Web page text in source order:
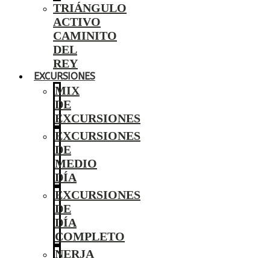
TRIÁNGULO
ACTIVO
CAMINITO
DEL
REY
EXCURSIONES
MIX
DE
EXCURSIONES
EXCURSIONES
DE
MEDIO
DÍA
EXCURSIONES
DE
DÍA
COMPLETO
NERJA